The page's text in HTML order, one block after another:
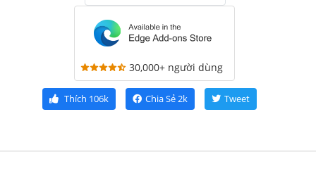
30,000+ người dùng
Thích 106k Chia Sẻ2k Tweet